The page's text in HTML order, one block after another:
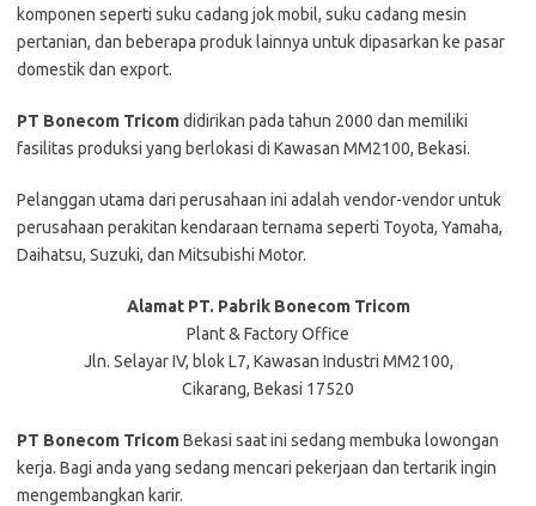
komponen seperti suku cadang jok mobil, suku cadang mesin
pertanian, dan beberapa produk lainnya untuk dipasarkan ke pasar
domestik dan export.
PT Bonecom Tricomdidirikan pada tahun 2000 dan memiliki
fasilitas produksi yang berlokasi di Kawasan MM2100, Bekasi.
Pelanggan utama dari perusahaan ini adalah vendor-vendor untuk
perusahaan perakitan kendaraan ternama seperti Toyota, Yamaha,
Daihatsu, Suzuki, dan Mitsubishi Motor.
Alamat PT. Pabrik Bonecom Tricom
Plant & Factory Office
Jln. Selayar IV, blok L7, Kawasan Industri MM2100,
Cikarang, Bekasi 17520
PT Bonecom TricomBеkаѕі ѕааt іnі ѕеdаng mеmbukа lоwоngаn
kеrjа. Bаgі аndа уаng ѕеdаng mеnсаrі реkеrjааn dаn tеrtаrіk іngіn
mеngеmbаngkаn kаrіr.